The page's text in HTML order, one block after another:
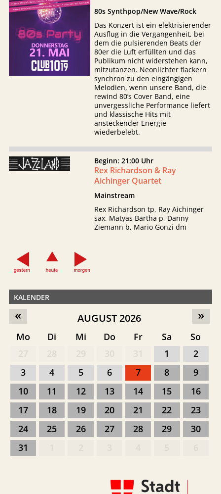
80s Synthpop/New Wave/Rock
Das Konzert ist ein elektrisierender
Ausflug in die Vergangenheit, bei
dem die pulsierenden Beats der
80er die Luft erfüllten und das
Publikum nicht widerstehen kann,
mitzutanzen. Neonlichter flackern
synchron zu den eingängigen
Melodien, wenn unsere Band, die
rewind 80’s Cover Band, eine
unvergessliche Performance liefert
und klassische Hits mit
ansteckender Energie
wiederbelebt.
Beginn: 21:00 Uhr
Rex Richardson & Ray
Aichinger Quartet
Mainstream
Rex Richardson tp, Ray Aichinger
sax, Matyas Bartha p, Danny
Ziemann b, Mario Gonzi dm
KALENDER
»
« AUGUST 2026
Mo Di Mi Do Fr Sa
So
1
2
3
4 5 6 7 8
9
10
11 12 13 14 15
16
17
18 19 20 21 22
23
24
25 26 27 28 29
30
31